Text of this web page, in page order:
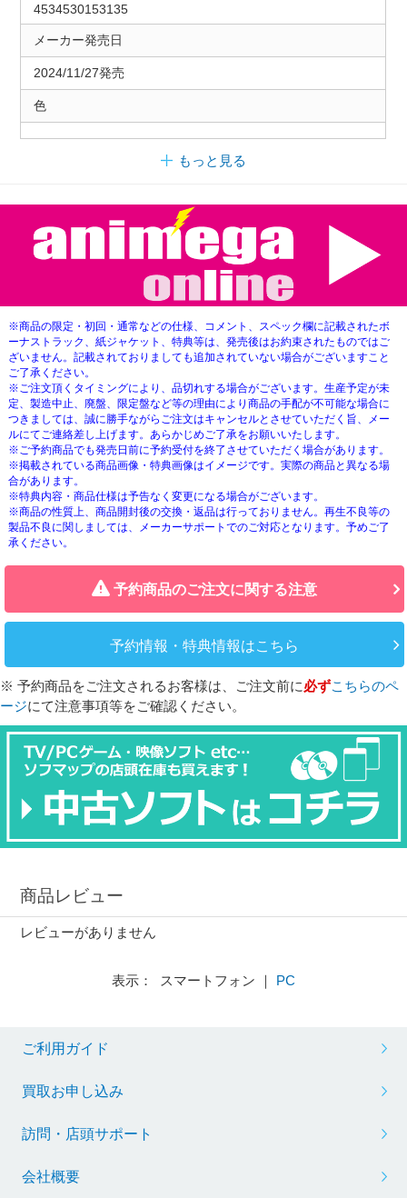
4534530153135
メーカー発売日
2024/11/27発売
色
もっと見る
※商品の限定・初回・通常などの仕様、コメント、スペック欄に記載されたボ
ーナストラック、紙ジャケット、特典等は、発売後はお約束されたものではご
ざいません。記載されておりましても追加されていない場合がございますこと
ご了承ください。
※ご注文頂くタイミングにより、品切れする場合がございます。生産予定が未
定、製造中止、廃盤、限定盤など等の理由により商品の手配が不可能な場合に
つきましては、誠に勝手ながらご注文はキャンセルとさせていただく旨、メー
ルにてご連絡差し上げます。あらかじめご了承をお願いいたします。
※ご予約商品でも発売日前に予約受付を終了させていただく場合があります。
※掲載されている商品画像・特典画像はイメージです。実際の商品と異なる場
合があります。
※特典内容・商品仕様は予告なく変更になる場合がございます。
※商品の性質上、商品開封後の交換・返品は行っておりません。再生不良等の
製品不良に関しましては、メーカーサポートでのご対応となります。予めご了
承ください。
予約商品のご注文に関する注意
予約情報・特典情報はこちら
※ 予約商品をご注文されるお客様は、ご注文前に必ずこちらのペ
ージにて注意事項等をご確認ください。
商品レビュー
レビューがありません
表示： スマートフォン ｜ PC
ご利用ガイド
買取お申し込み
訪問・店頭サポート
会社概要